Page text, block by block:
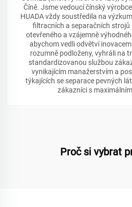
Číně. Jsme vedoucí čínský
HUADA vždy soustředila na
filtracních a separačních
otevřeného a vzájemně
abychom vedli odvětví
rozumně podloženy, vyhráli na
standardizovanou službou
vynikajícím manažerstvím a
týkajících se separace pevných
zákazníci s
Proč si vybrat